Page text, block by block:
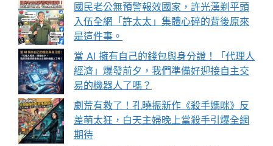
國民老公無預警報效國家，許光漢剃平頭
入伍全網「許太太」集體心碎的背後原來
是這件事。
當 AI 擁有自己的錢包與身分證！「代理人
經濟」爆發前夕，我們準備好迎接自主交
易的機器人了嗎？
劇荒有救了！孔曉振新作《殺手媽咪》反
差萌太狂，白天主婦晚上當殺手引爆全網
期待